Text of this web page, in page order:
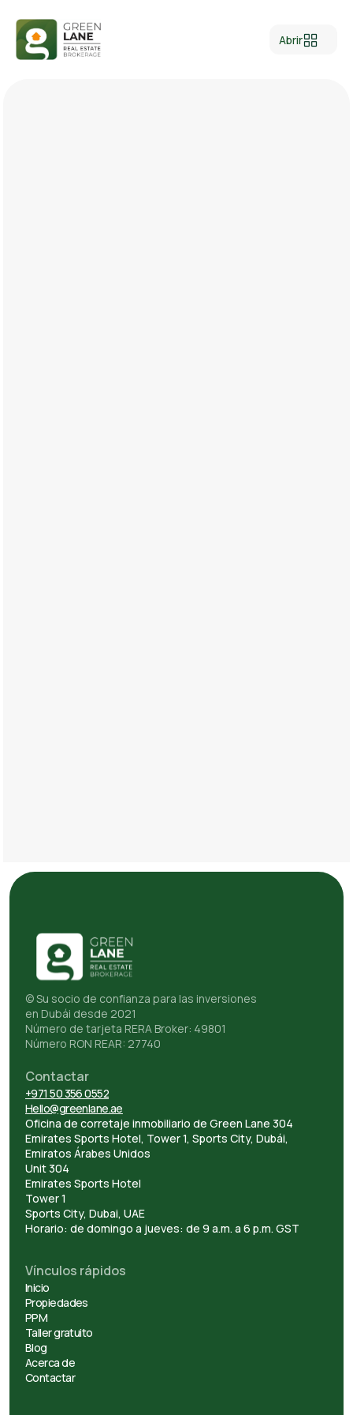
Abrir
© Su socio de confianza para las inversiones
en Dubái desde 2021
Número de tarjeta RERA Broker: 49801
Número RON REAR: 27740
Contactar
+971 50 356 0552
Hello@greenlane.ae
Oficina de corretaje inmobiliario de Green Lane 304
Emirates Sports Hotel, Tower 1, Sports City, Dubái,
Emiratos Árabes Unidos
Unit 304
Emirates Sports Hotel
Tower 1
Sports City, Dubai, UAE
Horario: de domingo a jueves: de 9 a.m. a 6 p.m. GST
Vínculos rápidos
Inicio
Propiedades
PPM
Taller gratuito
Blog
Acerca de
Contactar